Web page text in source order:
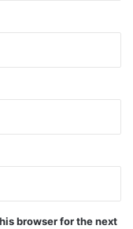
browser for the next